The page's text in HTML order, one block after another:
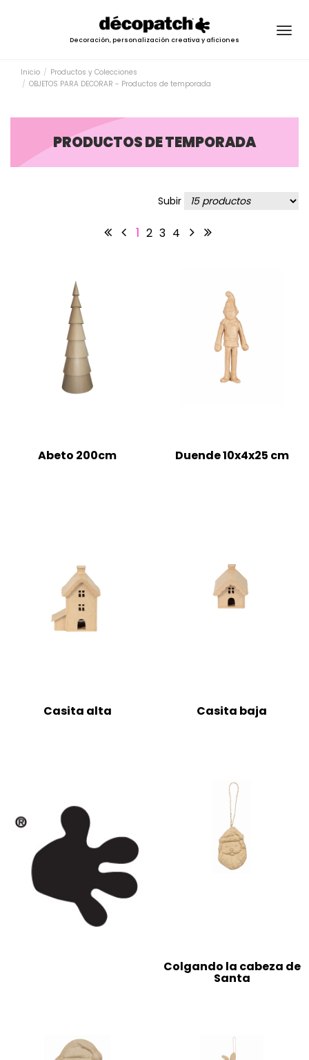
Decoración, personalización creativa y aficiones
Inicio
Productos y Colecciones
OBJETOS PARA DECORAR - Productos de temporada
PRODUCTOS DE TEMPORADA
Subir
1 2 3 4
Abeto 200cm Duende 10x4x25 cm
Casita alta Casita baja
Colgando la cabeza de
Santa